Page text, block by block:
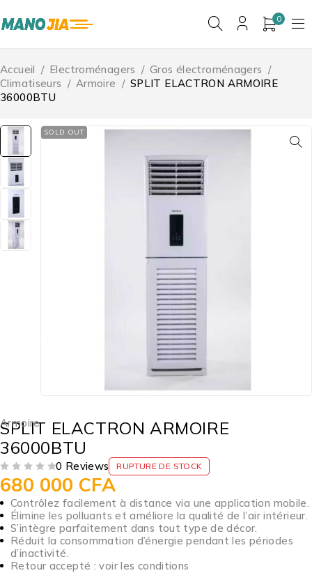
0
Accueil / Electroménagers / Gros électroménagers /
Climatiseurs / Armoire / SPLIT ELACTRON ARMOIRE
36000BTU
SOLD OUT
Armoire
SPLIT ELACTRON ARMOIRE
36000BTU
0 Reviews RUPTURE DE STOCK
680 000 CFA
Contrôlez facilement à distance via une application mobile.
Élimine les polluants et améliore la qualité de l’air intérieur.
S’intègre parfaitement dans tout type de décor.
Réduit la consommation d’énergie pendant les périodes
d’inactivité.
Retour accepté : voir les conditions